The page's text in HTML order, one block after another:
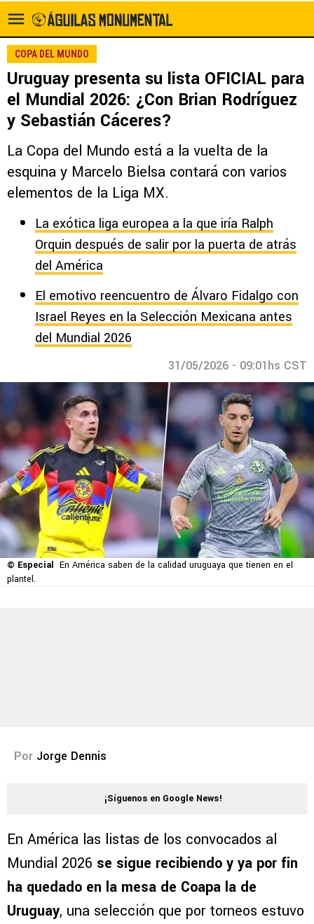
COPA DEL MUNDO
Uruguay presenta su lista OFICIAL para
el Mundial 2026: ¿Con Brian Rodríguez
y Sebastián Cáceres?
La Copa del Mundo está a la vuelta de la
esquina y Marcelo Bielsa contará con varios
elementos de la Liga MX.
La exótica liga europea a la que iría Ralph
Orquin después de salir por la puerta de atrás
del América
El emotivo reencuentro de Álvaro Fidalgo con
Israel Reyes en la Selección Mexicana antes
del Mundial 2026
31/05/2026 - 09:01hs CST
© Especial En América saben de la calidad uruguaya que tienen en el
plantel.
Por Jorge Dennis
¡Síguenos en Google News!
En América las listas de los convocados al
Mundial 2026 se sigue recibiendo y ya por fin
ha quedado en la mesa de Coapa la de
Uruguay, una selección que por torneos estuvo